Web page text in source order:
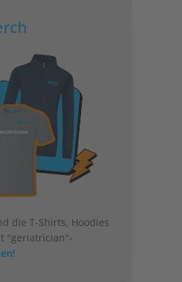
die T-Shirts, Hoodies
"geriatrician"-